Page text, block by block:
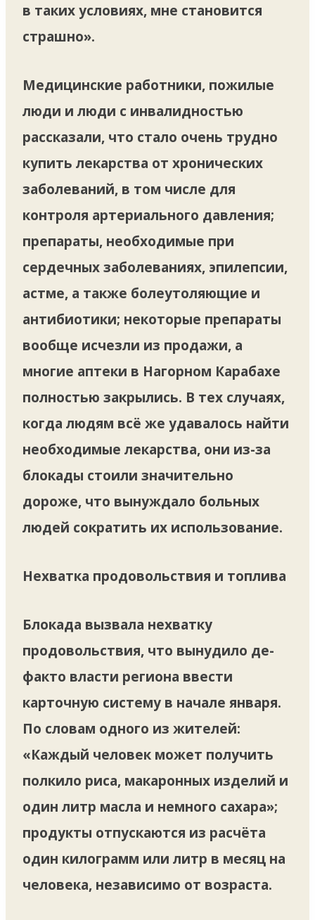
в таких условиях, мне становится
страшно».
Медицинские работники, пожилые
люди и люди с инвалидностью
рассказали, что стало очень трудно
купить лекарства от хронических
заболеваний, в том числе для
контроля артериального давления;
препараты, необходимые при
сердечных заболеваниях, эпилепсии,
астме, а также болеутоляющие и
антибиотики; некоторые препараты
вообще исчезли из продажи, а
многие аптеки в Нагорном Карабахе
полностью закрылись. В тех случаях,
когда людям всё же удавалось найти
необходимые лекарства, они из-за
блокады стоили значительно
дороже, что вынуждало больных
людей сократить их использование.
Нехватка продовольствия и топлива
Блокада вызвала нехватку
продовольствия, что вынудило де-
факто власти региона ввести
карточную систему в начале января.
По словам одного из жителей:
«Каждый человек может получить
полкило риса, макаронных изделий и
один литр масла и немного сахара»;
продукты отпускаются из расчёта
один килограмм или литр в месяц на
человека, независимо от возраста.